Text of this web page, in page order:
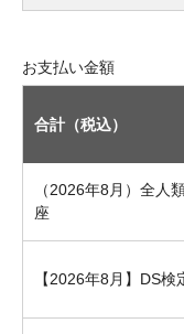
お支払い金額
合計（税込）
（2026年8月）全人
座
【2026年8月】DS